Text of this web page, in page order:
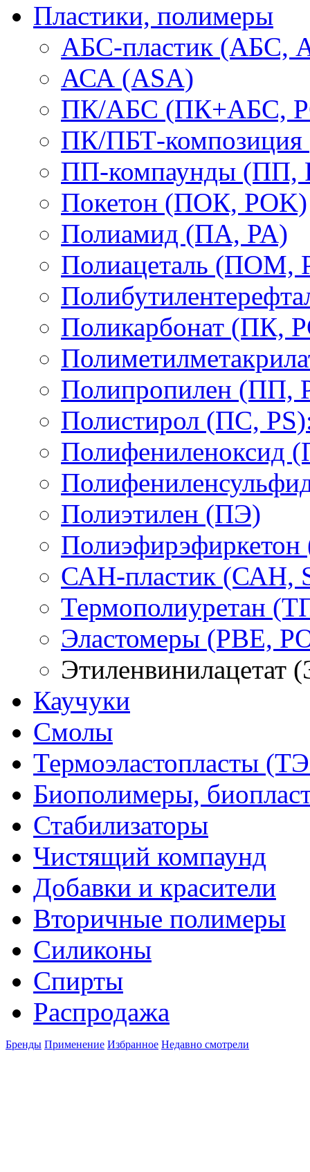
Пластики, полимеры
АБС-пластик (АБС,
АСА (ASA)
ПК/АБС (ПК+АБС,
ПК/ПБТ-композиция
ПП-компаунды (ПП,
Покетон (ПОК, POK)
Полиамид (ПА, PA)
Полиацеталь (ПОМ,
Поликарбонат (ПК,
Полипропилен (ПП,
Полистирол (ПС,
Полифениленоксид
Полиэтилен (ПЭ)
САН-пластик (САН,
Термополиуретан
Эластомеры (PBE,
Этиленвинилацетат
Каучуки
Смолы
Термоэластопласты
Биополимеры,
Стабилизаторы
Чистящий компаунд
Добавки и красители
Вторичные полимеры
Силиконы
Спирты
Распродажа
Бренды Применение Избранное Недавно смотрели